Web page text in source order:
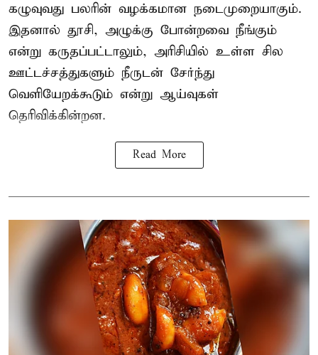
கழுவுவது பலரின் வழக்கமான நடைமுறையாகும்.
இதனால் தூசி, அழுக்கு போன்றவை நீங்கும்
என்று கருதப்பட்டாலும், அரிசியில் உள்ள சில
ஊட்டச்சத்துகளும் நீருடன் சேர்ந்து
வெளியேறக்கூடும் என்று ஆய்வுகள்
தெரிவிக்கின்றன.
Read More